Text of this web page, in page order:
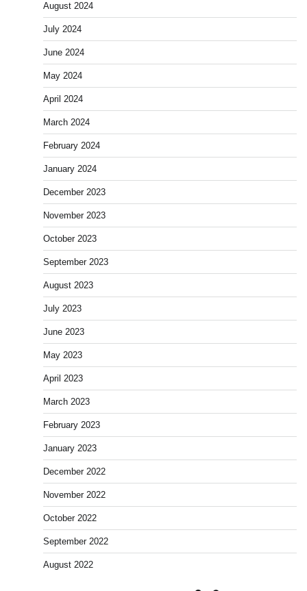
August 2024
July 2024
June 2024
May 2024
April 2024
March 2024
February 2024
January 2024
December 2023
November 2023
October 2023
September 2023
August 2023
July 2023
June 2023
May 2023
April 2023
March 2023
February 2023
January 2023
December 2022
November 2022
October 2022
September 2022
August 2022